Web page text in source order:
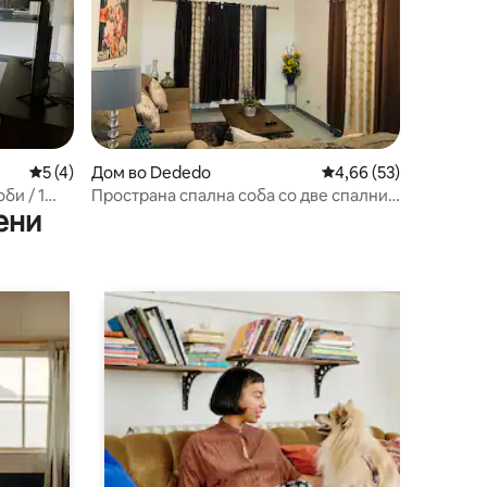
Просечна оцена: 5 од 5, 4 рецензии
5 (4)
/ 1
Дом во Dededo Просечна оцена:
4,66 (53)
Пространа спална соба со две спални